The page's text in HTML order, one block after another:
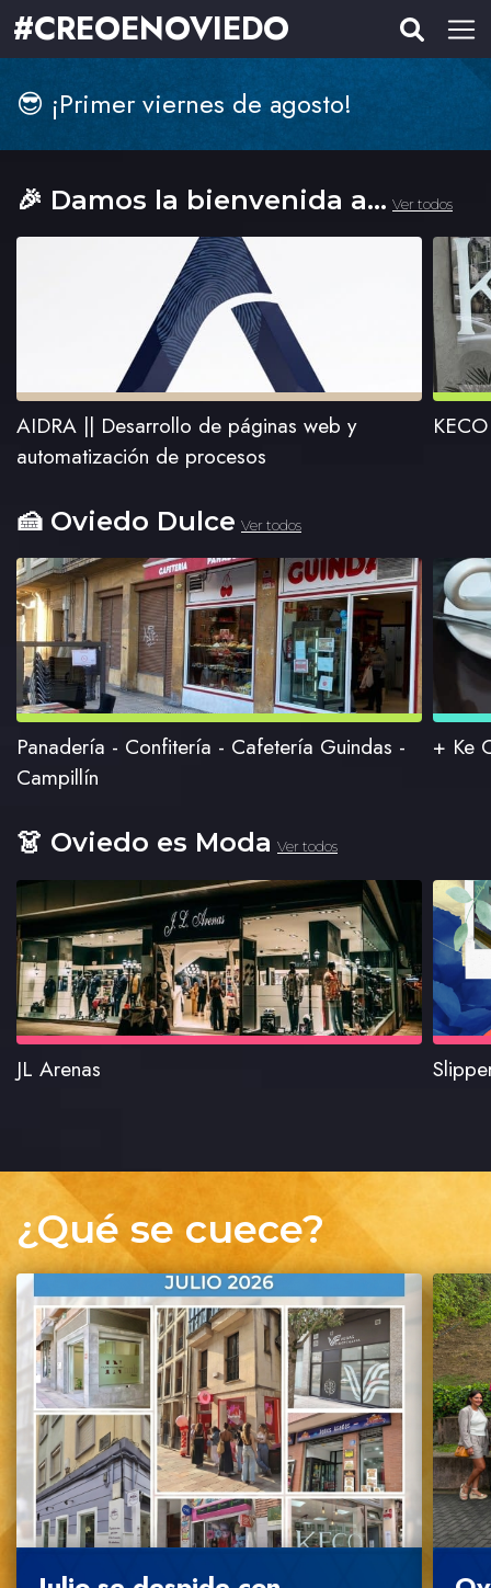
#CREOENOVIEDO
😎 ¡Primer viernes de agosto!
🎉 Damos la bienvenida a...
AIDRA || Desarrollo de páginas web y
automatización de procesos
🍰 Oviedo Dulce
Panadería - Confitería - Cafetería Guindas -
Campillín
+ Ke
👗 Oviedo es Moda
JL Arenas
¿Qué se cuece?